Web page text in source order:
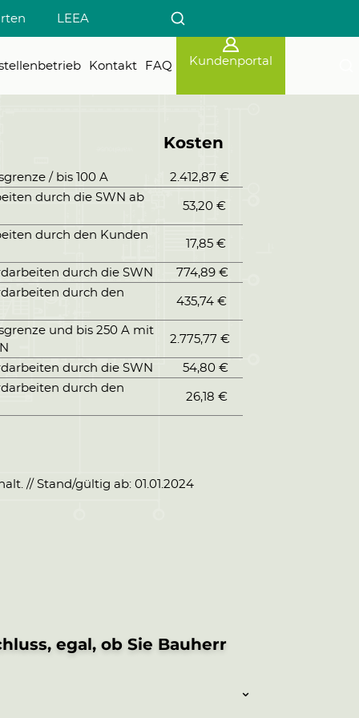
LEEA
Kontakt FAQ Kundenportal
Kosten
/ bis 100 A
2.412,87 €
durch die SWN ab
53,20 €
durch den Kunden
17,85 €
durch die SWN
774,89 €
durch den
435,74 €
und bis 250 A mit
2.775,77 €
durch die SWN
54,80 €
durch den
26,18 €
// Stand/gültig ab: 01.01.2024
egal, ob Sie Bauherr